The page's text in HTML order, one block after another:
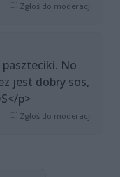
Zgłoś do moderacji
No
jest dobry sos,
p>
Zgłoś do moderacji